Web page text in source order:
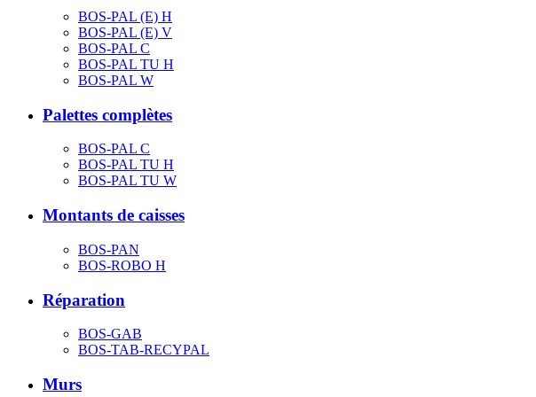
BOS-PAL (E) H
BOS-PAL (E) V
BOS-PAL C
BOS-PAL TU H
BOS-PAL W
Palettes complètes
BOS-PAL C
BOS-PAL TU H
BOS-PAL TU W
Montants de caisses
BOS-PAN
BOS-ROBO H
Réparation
BOS-GAB
BOS-TAB-RECYPAL
Murs